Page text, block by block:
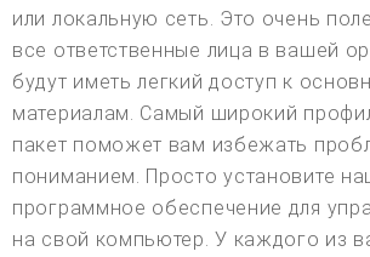
или локальную сеть. Это очень
все ответственные лица в вашей
будут иметь легкий доступ к
материалам. Самый широкий
пакет поможет вам избежать
пониманием. Просто установите
программное обеспечение для
на свой компьютер. У каждого из